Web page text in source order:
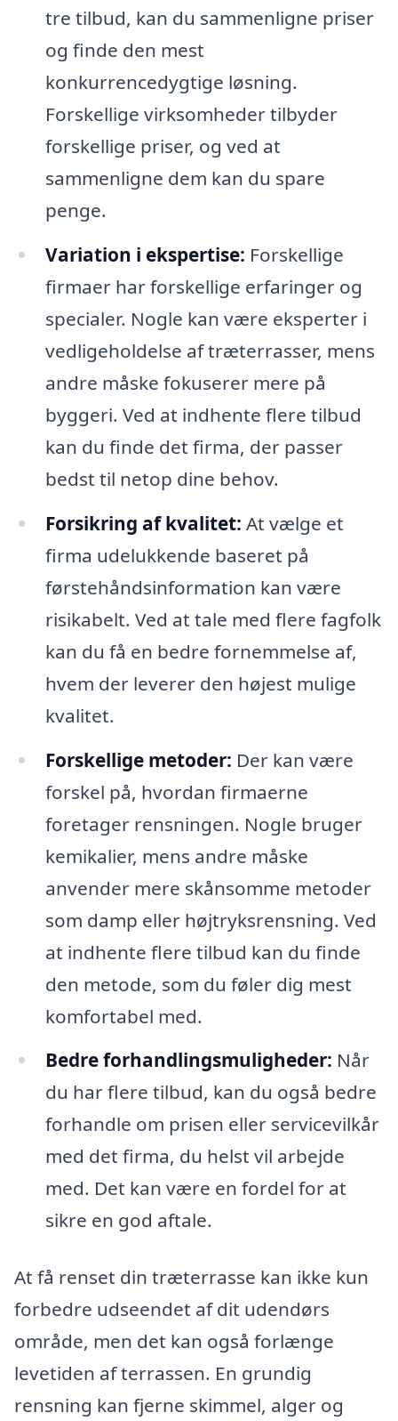
tre tilbud, kan du sammenligne priser
og finde den mest
konkurrencedygtige løsning.
Forskellige virksomheder tilbyder
forskellige priser, og ved at
sammenligne dem kan du spare
penge.
Variation i ekspertise: Forskellige
firmaer har forskellige erfaringer og
specialer. Nogle kan være eksperter i
vedligeholdelse af træterrasser, mens
andre måske fokuserer mere på
byggeri. Ved at indhente flere tilbud
kan du finde det firma, der passer
bedst til netop dine behov.
Forsikring af kvalitet: At vælge et
firma udelukkende baseret på
førstehåndsinformation kan være
risikabelt. Ved at tale med flere fagfolk
kan du få en bedre fornemmelse af,
hvem der leverer den højest mulige
kvalitet.
Forskellige metoder: Der kan være
forskel på, hvordan firmaerne
foretager rensningen. Nogle bruger
kemikalier, mens andre måske
anvender mere skånsomme metoder
som damp eller højtryksrensning. Ved
at indhente flere tilbud kan du finde
den metode, som du føler dig mest
komfortabel med.
Bedre forhandlingsmuligheder: Når
du har flere tilbud, kan du også bedre
forhandle om prisen eller servicevilkår
med det firma, du helst vil arbejde
med. Det kan være en fordel for at
sikre en god aftale.
At få renset din træterrasse kan ikke kun
forbedre udseendet af dit udendørs
område, men det kan også forlænge
levetiden af terrassen. En grundig
rensning kan fjerne skimmel, alger og